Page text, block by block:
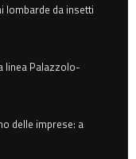
lombarde da insetti
linea Palazzolo-
delle imprese: a